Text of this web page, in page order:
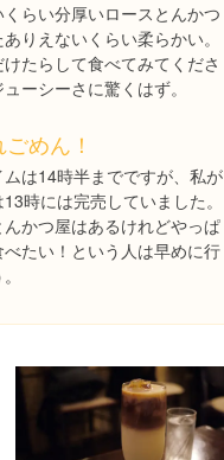
らい分厚いロースとんかつ
りえないくらい柔らかい。
たらして食べてみてくださ
ーシーさに驚くはず。
めん！
ムは14時半までですが、私が
時には完売していました。
かつ屋はあるけれどやっぱ
べたい！という人は早めに行